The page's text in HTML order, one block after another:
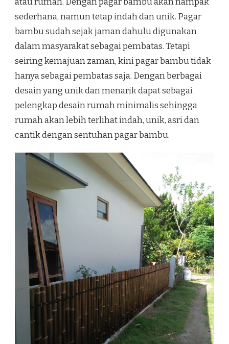
sederhana, namun tetap indah dan unik. Pagar
bambu sudah sejak jaman dahulu digunakan
dalam masyarakat sebagai pembatas. Tetapi
seiring kemajuan zaman, kini pagar bambu tidak
hanya sebagai pembatas saja. Dengan berbagai
desain yang unik dan menarik dapat sebagai
pelengkap desain rumah minimalis sehingga
rumah akan lebih terlihat indah, unik, asri dan
cantik dengan sentuhan pagar bambu.